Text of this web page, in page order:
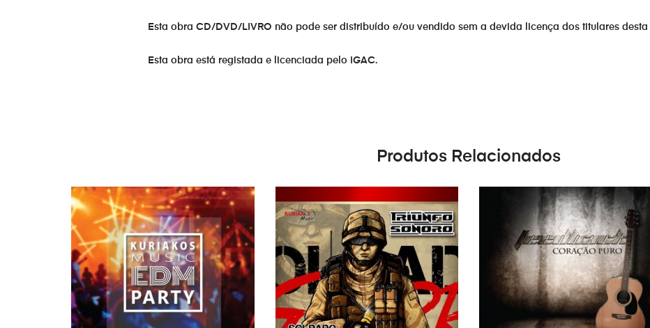
Esta obra CD/DVD/LIVRO não pode ser distribuído e/ou vendido sem a devida licença dos titulares desta
Esta obra está registada e licenciada pelo IGAC.
Produtos Relacionados